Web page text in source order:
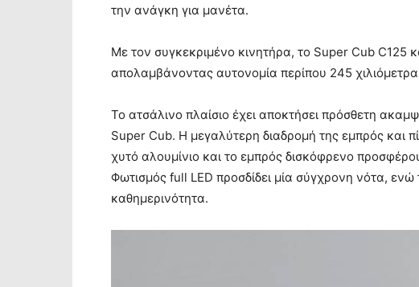
την ανάγκη για μανέτα.
Με τον συγκεκριμένο κινητήρα, το Super Cub C125
απολαμβάνοντας αυτονομία περίπου 245
Το ατσάλινο πλαίσιο έχει αποκτήσει πρόσθετη
Super Cub. Η μεγαλύτερη διαδρομή της εμπρός και
χυτό αλουμίνιο και το εμπρός δισκόφρενο
Φωτισμός full LED προσδίδει μία σύγχρονη νότα, ενώ
καθημερινότητα.